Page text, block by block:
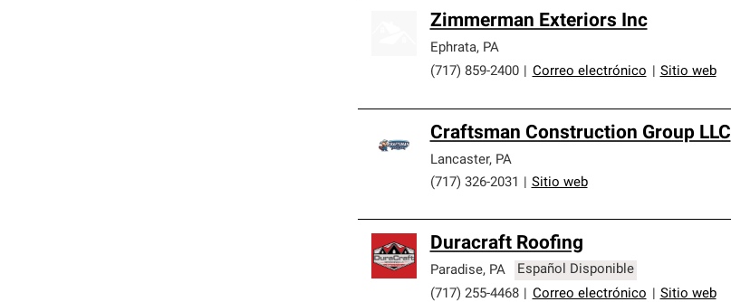
Zimmerman Exteriors Inc
Ephrata, PA
(717) 859-2400
Correo electrónico Sitio web
Craftsman Construction Group LLC
Lancaster, PA
(717) 326-2031
Sitio web
Duracraft Roofing
Paradise, PA
Español Disponible
(717) 255-4468
Correo electrónico Sitio web